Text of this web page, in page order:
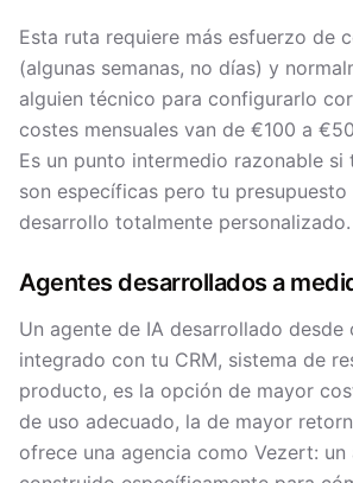
Esta ruta requiere más esfuerzo de
(algunas semanas, no días) y
alguien técnico para configurarlo
costes mensuales van de €100 a
Es un punto intermedio razonable si
son específicas pero tu presupuesto
desarrollo totalmente personalizado.
Agentes desarrollados a
Un agente de IA desarrollado
integrado con tu CRM, sistema de
producto, es la opción de mayor
de uso adecuado, la de mayor
ofrece una agencia como Vezert: un